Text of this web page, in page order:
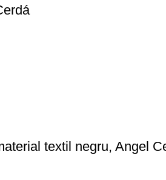
textil negru, Angel